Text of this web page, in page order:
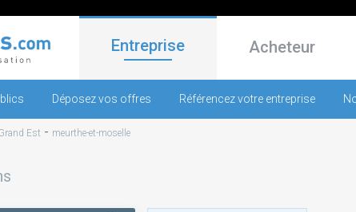
Entreprise Acheteur
Déposez vos offres Référencez votre entreprise
Est - meurthe-et-moselle